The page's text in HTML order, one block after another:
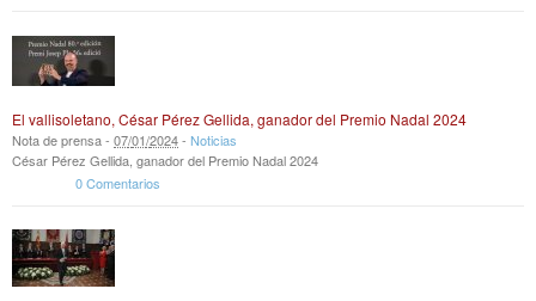
El vallisoletano, César Pérez Gellida, ganador del Premio Nadal 2024
Nota de prensa - 07/01/2024- Noticias
César Pérez Gellida, ganador del Premio Nadal 2024
0 Comentarios